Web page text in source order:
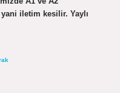
iletim kesilir. Yaylı